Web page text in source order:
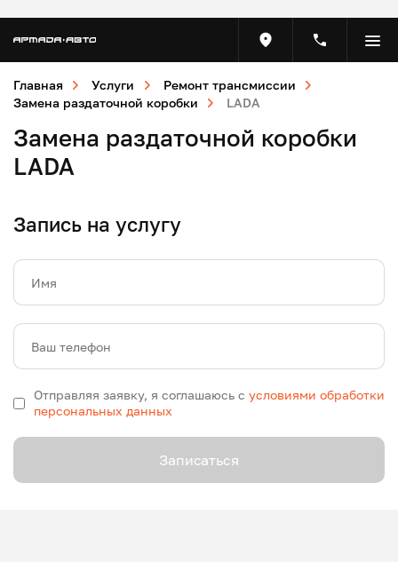
Главная Услуги
Ремонт трансмиссии
Замена раздаточной коробки
LADA
Замена раздаточной коробки
LADA
Запись на услугу
Имя
Ваш телефон
Отправляя заявку, я соглашаюсь с условиями обработки
персональных данных
Записаться